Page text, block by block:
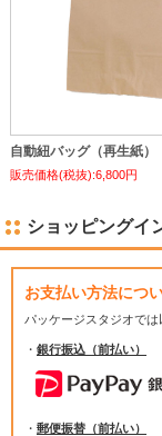
自動紐バッグ（再生紙
販売価格(税抜):6,800円
ショッピングイ
お支払い方法につ
パッケージスタジオでは
・ 銀行振込（前払い）
・ 郵便振替（前払い）